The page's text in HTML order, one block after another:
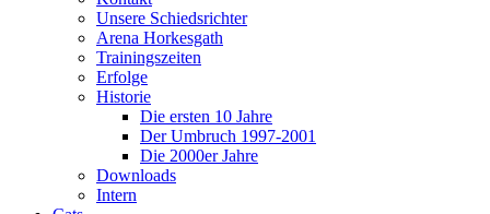
Unsere Schiedsrichter
Arena Horkesgath
Trainingszeiten
Erfolge
Historie
Die ersten 10 Jahre
Der Umbruch 1997-2001
Die 2000er Jahre
Downloads
Intern